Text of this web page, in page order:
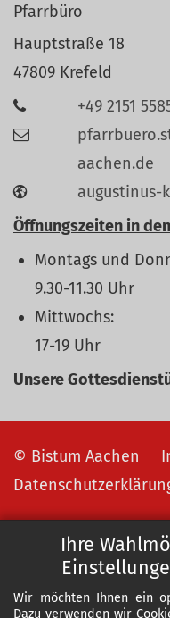
Ihre
Wir möchten Ihnen ein
Dazu verwenden wir
Pfarrbüro
Hauptstraße 18
47809 Krefeld
+49 2151
aachen.de
augustinus-
Öffnungszeiten in
Montags und
9.30-11.30 Uhr
Mittwochs:
17-19 Uhr
Unsere
© Bistum Aachen